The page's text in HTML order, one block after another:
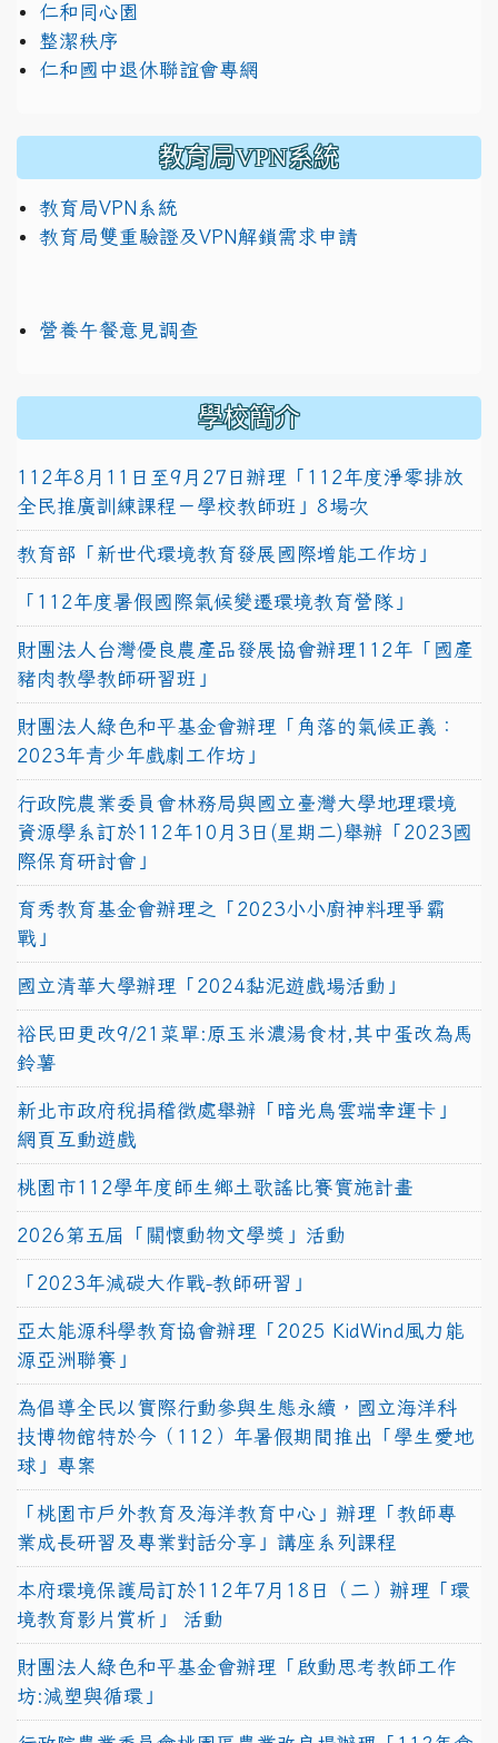
仁和同心園
整潔秩序
仁和國中退休聯誼會專網
教育局VPN系統
教育局VPN系統
教育局雙重驗證及VPN解鎖需求申請
營養午餐意見調查
學校簡介
112年8月11日至9月27日辦理「112年度淨零排放
全民推廣訓練課程－學校教師班」8場次
教育部「新世代環境教育發展國際增能工作坊」
「112年度暑假國際氣候變遷環境教育營隊」
財團法人台灣優良農產品發展協會辦理112年「國產
豬肉教學教師研習班」
財團法人綠色和平基金會辦理「角落的氣候正義：
2023年青少年戲劇工作坊」
行政院農業委員會林務局與國立臺灣大學地理環境
資源學系訂於112年10月3日(星期二)舉辦「2023國
際保育研討會」
育秀教育基金會辦理之「2023小小廚神料理爭霸
戰」
國立清華大學辦理「2024黏泥遊戲場活動」
裕民田更改9/21菜單:原玉米濃湯食材,其中蛋改為馬
鈴薯
新北市政府稅捐稽徵處舉辦「暗光鳥雲端幸運卡」
網頁互動遊戲
桃園市112學年度師生鄉土歌謠比賽實施計畫
2026第五屆「關懷動物文學獎」活動
「2023年減碳大作戰-教師研習」
亞太能源科學教育協會辦理「2025 KidWind風力能
源亞洲聯賽」
為倡導全民以實際行動參與生態永續，國立海洋科
技博物館特於今（112）年暑假期間推出「學生愛地
球」專案
「桃園市戶外教育及海洋教育中心」辦理「教師專
業成長研習及專業對話分享」講座系列課程
本府環境保護局訂於112年7月18日（二）辦理「環
境教育影片賞析」 活動
財團法人綠色和平基金會辦理「啟動思考教師工作
坊:減塑與循環」